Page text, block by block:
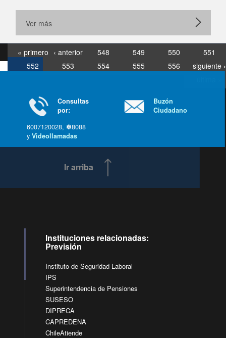
Ver más
« primero ‹ anterior 548 549 550
551
552
553 554 555 556
siguiente ›
Consultas
por:
6007120028, ✽8088
yVideollamadas
Buzón
Ciudadano
Ir arriba
Instituciones relacionadas:
Previsión
Instituto de Seguridad Laboral
IPS
Superintendencia de Pensiones
SUSESO
DIPRECA
CAPREDENA
ChileAtiende